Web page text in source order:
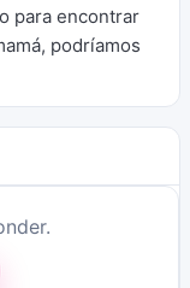
para encontrar
podríamos